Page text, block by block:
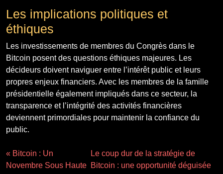
Les implications politiques et
éthiques
Les investissements de membres du Congrès dans le
Bitcoin posent des questions éthiques majeures. Les
décideurs doivent naviguer entre l’intérêt public et leurs
propres enjeux financiers. Avec les membres de la famille
présidentielle également impliqués dans ce secteur, la
transparence et l’intégrité des activités financières
deviennent primordiales pour maintenir la confiance du
public.
« Bitcoin : Un
Novembre Sous Haute
Le coup dur de la stratégie de
Bitcoin : une opportunité déguisée